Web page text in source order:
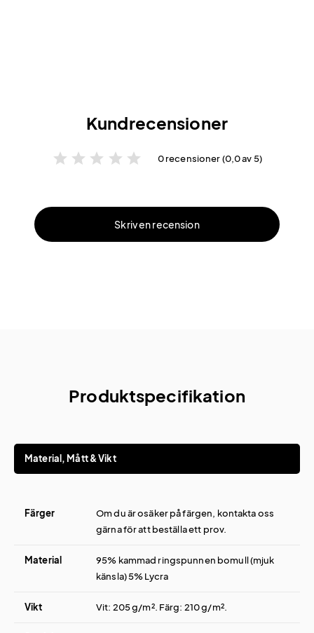
Kundrecensioner
star star star star star 0 recensioner (0,0 av 5)
Skriv en recension
Produktspecifikation
Material, Mått & Vikt
Färger
Om du är osäker på färgen, kontakta oss
gärna för att beställa ett prov.
Material
95% kammad ringspunnen bomull (mjuk
känsla) 5% Lycra
Vikt Vit: 205 g/m². Färg: 210 g/m².